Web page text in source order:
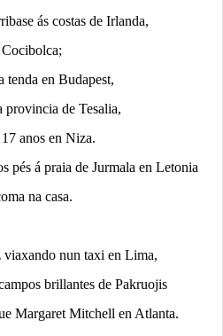
ás costas de Irlanda,
tenda en Budapest,
provincia de Tesalia,
anos en Niza.
pés á praia de Jurmala en Letonia
na casa.
viaxando nun taxi en Lima,
brillantes de Pakruojis
Margaret Mitchell en Atlanta.